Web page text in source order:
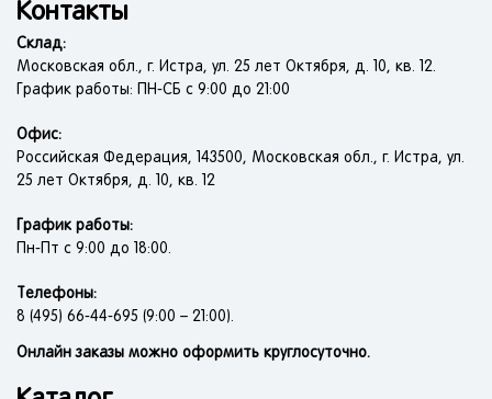
Контакты
Склад:
Московская обл., г. Истра, ул. 25 лет Октября, д. 10, кв. 12.
График работы: ПН-СБ с 9:00 до 21:00
Офис:
Российская Федерация, 143500, Московская обл., г. Истра, ул.
25 лет Октября, д. 10, кв. 12
График работы:
Пн-Пт с 9:00 до 18:00.
Телефоны:
8 (495) 66-44-695 (9:00 – 21:00).
Онлайн заказы можно оформить круглосуточно.